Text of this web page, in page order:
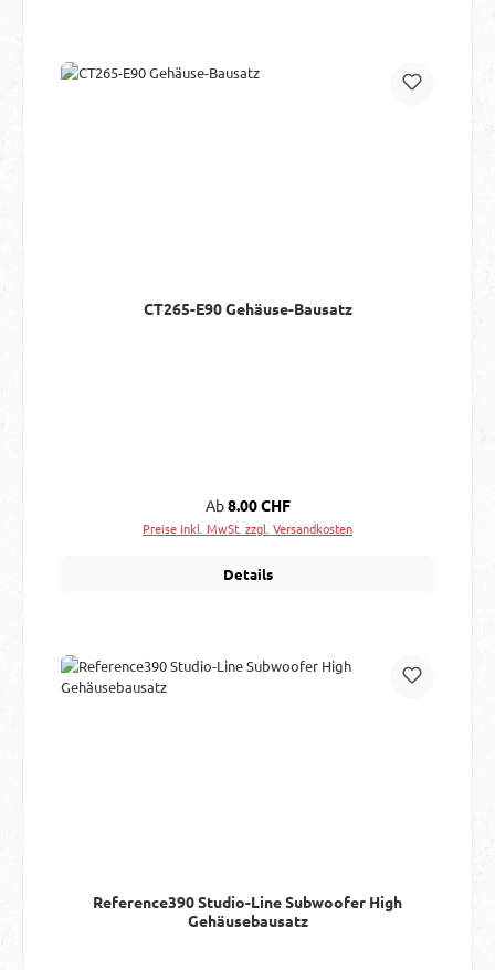
CT265-E90 Gehäuse-Bausatz
Regulärer Preis:
Ab8.00 CHF
Preise inkl. MwSt. zzgl. Versandkosten
Details
Reference390 Studio-Line Subwoofer High
Gehäusebausatz